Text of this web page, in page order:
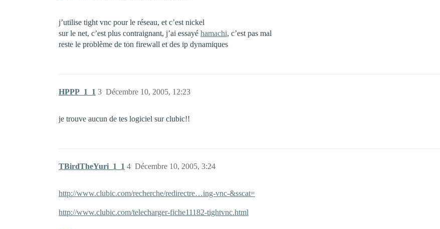
j’utilise tight vnc pour le réseau, et c’est nickel
sur le net, c’est plus contraignant, j’ai essayé hamachi, c’est pas mal
reste le problème de ton firewall et des ip dynamiques
HPPP_1_1 Décembre 10, 2005, 12:23
3
je trouve aucun de tes logiciel sur clubic!!
TBirdTheYuri_1_1 Décembre 10, 2005, 3:24
4
http://www.clubic.com/recherche/redirectre…ing-vnc-&sscat=
http://www.clubic.com/telecharger-fiche11182-tightvnc.html